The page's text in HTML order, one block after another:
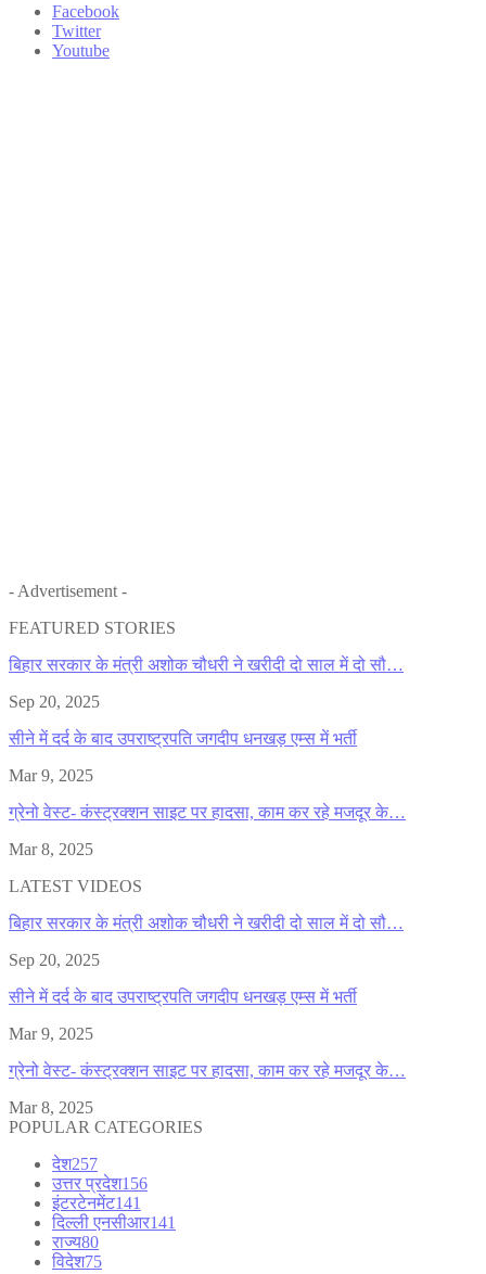
Facebook
Twitter
Youtube
- Advertisement -
FEATURED STORIES
बिहार सरकार के मंत्री अशोक चौधरी ने खरीदी दो साल में दो सौ…
Sep 20, 2025
सीने में दर्द के बाद उपराष्ट्रपति जगदीप धनखड़ एम्स में भर्ती
Mar 9, 2025
ग्रेनो वेस्ट- कंस्ट्रक्शन साइट पर हादसा, काम कर रहे मजदूर के…
Mar 8, 2025
LATEST VIDEOS
बिहार सरकार के मंत्री अशोक चौधरी ने खरीदी दो साल में दो सौ…
Sep 20, 2025
सीने में दर्द के बाद उपराष्ट्रपति जगदीप धनखड़ एम्स में भर्ती
Mar 9, 2025
ग्रेनो वेस्ट- कंस्ट्रक्शन साइट पर हादसा, काम कर रहे मजदूर के…
Mar 8, 2025
POPULAR CATEGORIES
देश257
उत्तर प्रदेश156
इंटरटेनमेंट141
दिल्ली एनसीआर141
राज्य80
विदेश75